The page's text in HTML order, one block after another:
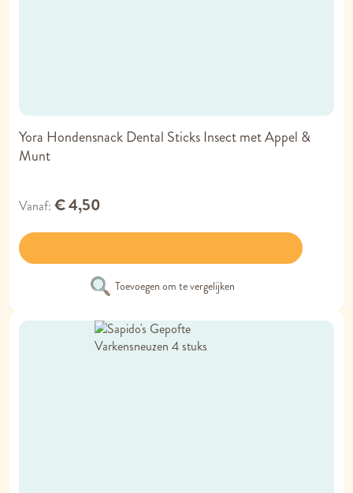
Yora Hondensnack Dental Sticks Insect met Appel &
Munt
Vanaf € 4,50
Toevoegen om te vergelijken